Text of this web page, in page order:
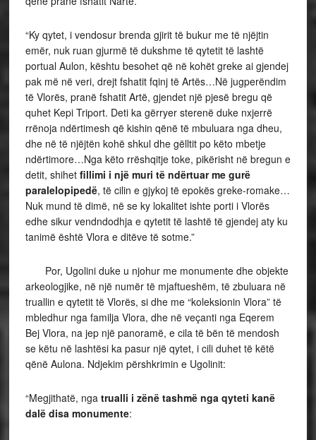
“Ky qytet, i vendosur brenda gjirit të bukur me të njëjtin
emër, nuk ruan gjurmë të dukshme të qytetit të lashtë
portual Aulon, kështu besohet që në kohët greke ai gjendej
pak më në veri, drejt fshatit fqinj të Artës…Në jugperëndim
të Vlorës, pranë fshatit Artë, gjendet një pjesë bregu që
quhet Kepi Triport. Deti ka gërryer sterenë duke nxjerrë
rrënoja ndërtimesh që kishin qënë të mbuluara nga dheu,
dhe në të njëjtën kohë shkul dhe gëlltit po këto mbetje
ndërtimore…Nga këto rrëshqitje toke, pikërisht në bregun e
detit, shihet fillimi i një muri të ndërtuar me gurë
paralelopipedë, të cilin e gjykoj të epokës greke-romake…
Nuk mund të dimë, në se ky lokalitet ishte porti i Vlorës
edhe sikur vendndodhja e qytetit të lashtë të gjendej aty ku
tanimë është Vlora e ditëve të sotme.”
Por, Ugolini duke u njohur me monumente dhe objekte
arkeologjike, në një numër të mjaftueshëm, të zbuluara në
truallin e qytetit të Vlorës, si dhe me “koleksionin Vlora” të
mbledhur nga familja Vlora, dhe në veçanti nga Eqerem
Bej Vlora, na jep një panoramë, e cila të bën të mendosh
se këtu në lashtësi ka pasur një qytet, i cili duhet të këtë
qënë Aulona. Ndjekim përshkrimin e Ugolinit:
“Megjithatë, nga trualli i zënë tashmë nga qyteti kanë
dalë disa monumente: